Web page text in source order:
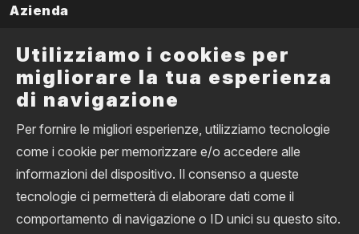
Azienda
Contatti
Privacy Policy
Cookie Policy
Scopri come possiamo aiutarti davanti ad un
caffè
Vieni a fare un giro nella nostra logistica e scopri come
possiamo aiutarti
Utilizziamo i cookies per
migliorare la tua esperienza
di navigazione
Per fornire le migliori esperienze, utilizziamo tecnologie
come i cookie per memorizzare e/o accedere alle
informazioni del dispositivo. Il consenso a queste
tecnologie ci permetterà di elaborare dati come il
comportamento di navigazione o ID unici su questo sito.